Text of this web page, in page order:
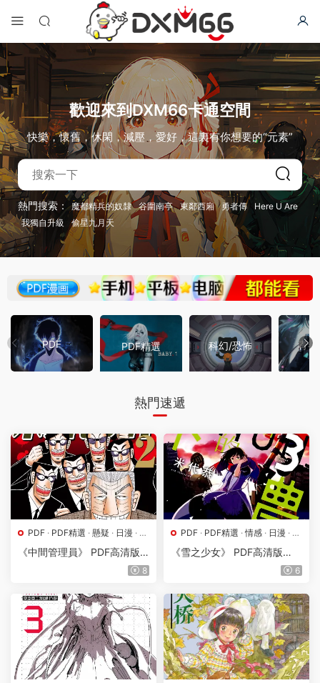
歡迎來到DXM66卡通空間
快樂，懷舊，休閑，減壓，愛好，這裏有你想要的“元素”
熱門搜索： 魔都精兵的奴隸 谷圍南亭 東鄰西廂 勇者傳
Here U Are
我獨自升級
偷星九月天
PDF PDF精選 科幻/恐怖 青
熱門速遞
PDF · PDF精選 · 懸疑 · 日漫 · 格
式分類 · 漫畫屬地
《中間管理員》 PDF高清版
8
PDF · PDF精選 ·情感 · 日漫 · 格
式分類
《雪之少女》 PDF高清版
6